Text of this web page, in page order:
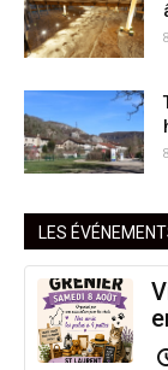
LES